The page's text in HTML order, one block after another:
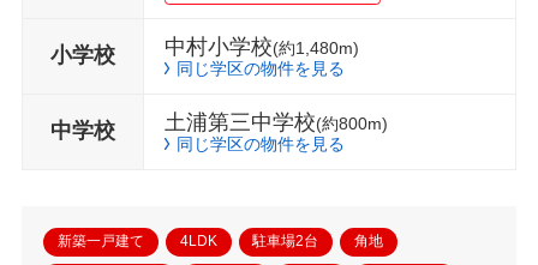
小学校 中村小学校(約1,480m)
同じ学区の物件を見る
中学校 土浦第三中学校(約800m)
同じ学区の物件を見る
新築一戸建て 4LDK 駐車場2台 角地